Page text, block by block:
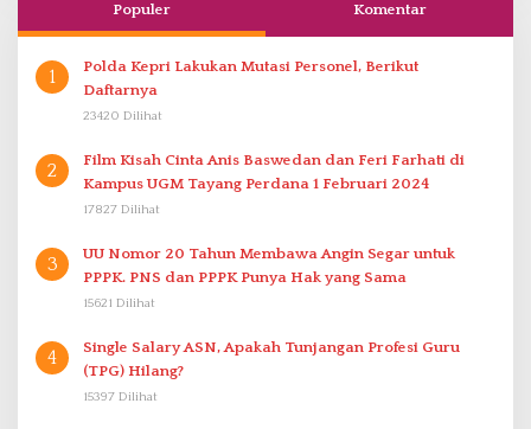
Populer Komentar
1
Polda Kepri Lakukan Mutasi Personel, Berikut
Daftarnya
23420 Dilihat
2
Film Kisah Cinta Anis Baswedan dan Feri Farhati di
Kampus UGM Tayang Perdana 1 Februari 2024
17827 Dilihat
3
UU Nomor 20 Tahun Membawa Angin Segar untuk
PPPK. PNS dan PPPK Punya Hak yang Sama
15621 Dilihat
4
Single Salary ASN, Apakah Tunjangan Profesi Guru
(TPG) Hilang?
15397 Dilihat